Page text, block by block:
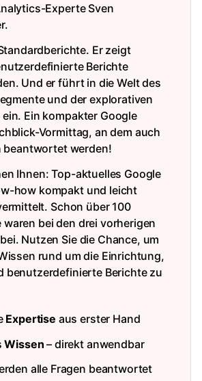
Experte Sven
Er zeigt
Berichte
Und er führt in die Welt des
und der explorativen
Ein kompakter Google
Vormittag, an dem auch
beantwortet werden!
Ihnen: Top-aktuelles Google
how kompakt und leicht
Schon über 100
waren bei den drei vorherigen
Nutzen Sie die Chance, um
rund um die Einrichtung,
benutzerdefinierte Berichte zu
Expertise aus erster Hand
Wissen – direkt anwendbar
alle Fragen beantwortet